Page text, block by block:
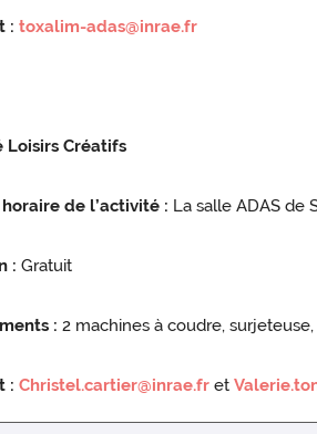
: toxalim-adas@inrae.fr
Loisirs Créatifs
de l’activité : La salle ADAS de
:Gratuit
:2 machines à coudre, surjeteuse,
: Christel.cartier@inrae.fr et